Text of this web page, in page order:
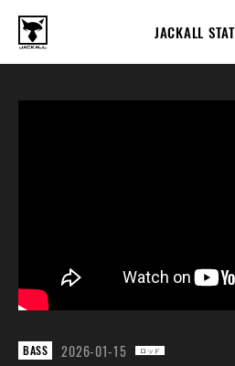
JACKALL
BASS 2026-01-15 ロッド